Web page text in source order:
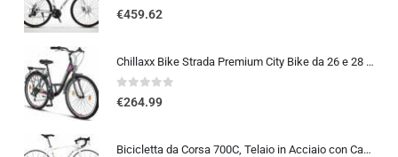
0out of 5
€459.62
Chillaxx Bike Strada Premium City Bike da 26 e 28 pollici, bicicletta per ragazze, ragazzi, uomini e donne, cambio a 21 ma…
0out of 5
€264.99
Bicicletta da Corsa 700C, Telaio in Acciaio con Cambio a 24/27/30 Marce, Bicicletta da Strada per Uomo Donna, Bici da Stra…